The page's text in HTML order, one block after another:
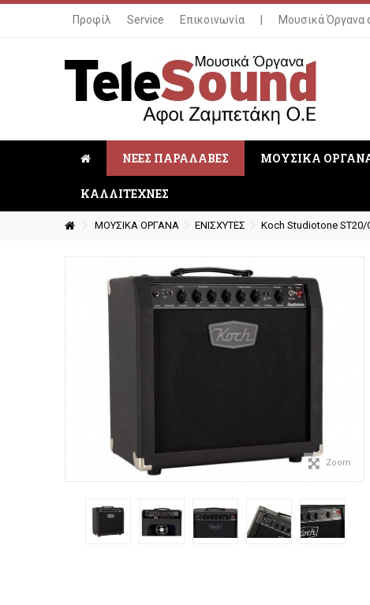
Προφίλ Service Επικοινωνία Μουσικά Όργανα
ΝΕΕΣ ΠΑΡΑΛΑΒΕΣ ΜΟΥΣΙΚΑ
ΚΑΛΛΙΤΕΧΝΕΣ
ΜΟΥΣΙΚΑ ΟΡΓΑΝΑ ΕΝΙΣΧΥΤΕΣ Koch Studiotone ST20/
Zoom